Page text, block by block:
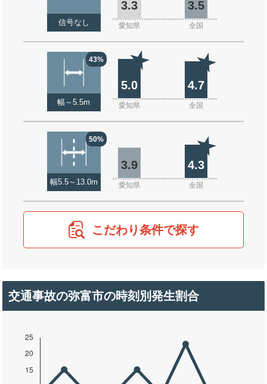
信号なし
3.3 3.5
愛知県 全国
43%
幅～5.5m
5.0 4.7
愛知県 全国
50%
幅5.5～13.0m
3.9 4.3
愛知県 全国
こだわり条件で探す
交通事故の弥富市の時刻別発生割合